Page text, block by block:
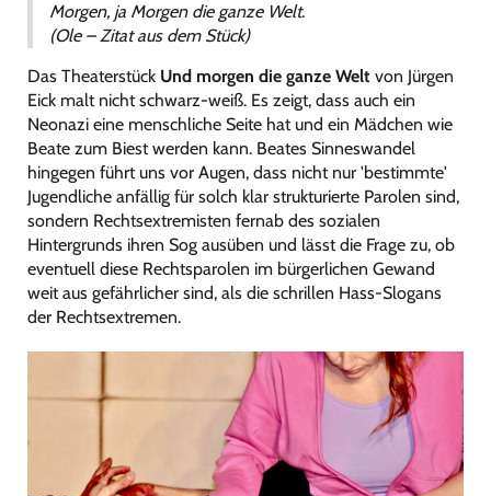
Morgen, ja Morgen die ganze Welt.
(Ole – Zitat aus dem Stück)
Das Theaterstück Und morgen die ganze Welt von Jürgen
Eick malt nicht schwarz-weiß. Es zeigt, dass auch ein
Neonazi eine menschliche Seite hat und ein Mädchen wie
Beate zum Biest werden kann. Beates Sinneswandel
hingegen führt uns vor Augen, dass nicht nur 'bestimmte'
Jugendliche anfällig für solch klar strukturierte Parolen sind,
sondern Rechtsextremisten fernab des sozialen
Hintergrunds ihren Sog ausüben und lässt die Frage zu, ob
eventuell diese Rechtsparolen im bürgerlichen Gewand
weit aus gefährlicher sind, als die schrillen Hass-Slogans
der Rechtsextremen.